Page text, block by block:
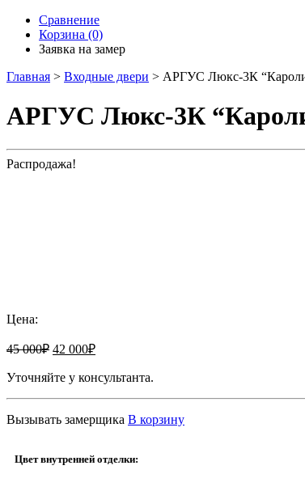
Сравнение
Корзина (0)
Заявка на замер
Главная > Входные двери > АРГУС Люкс-3К
АРГУС Люкс-3К
Распродажа!
Цена:
45 000₽ 42 000₽
Уточняйте у консультанта.
Вызывать замерщика В корзину
Цвет внутренней отделки: